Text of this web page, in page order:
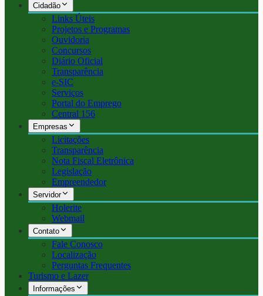
Cidadão
Links Úteis
Projetos e Programas
Ouvidoria
Concursos
Diário Oficial
Transparência
e-SIC
Serviços
Portal do Emprego
Central 156
Empresas
Licitações
Transparência
Nota Fiscal Eletrônica
Legislação
Empreendedor
Servidor
Holerite
Webmail
Contato
Fale Conosco
Localização
Perguntas Frequentes
Turismo e Lazer
Informações